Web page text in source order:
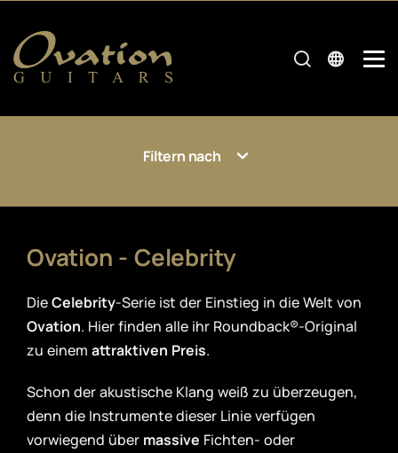
Filtern nach
Ovation - Celebrity
DieCelebrity-Serie ist der Einstieg in die Welt von
Ovation. Hier finden alle ihr Roundback®-Original
zu einem attraktiven Preis.
Schon der akustische Klang weiß zu überzeugen,
denn die Instrumente dieser Linie verfügen
vorwiegend über massive Fichten- oder